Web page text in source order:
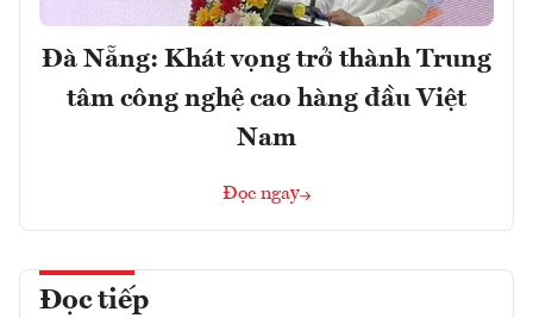
Đà Nẵng: Khát vọng trở thành Trung
tâm công nghệ cao hàng đầu Việt
Nam
Đọc ngay
Đọc tiếp